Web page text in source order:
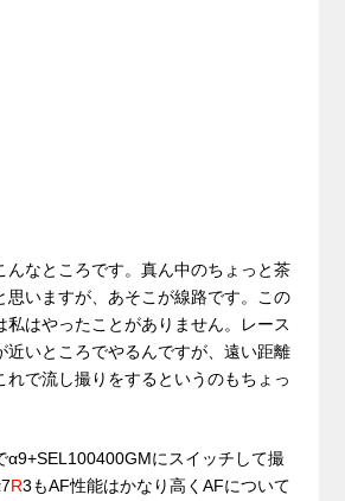
んなところです。真ん中のちょっと茶
思いますが、あそこが線路です。この
私はやったことがありません。レース
近いところでやるんですが、遠い距離
れで流し撮りをするというのもちょっ
α9+SEL100400GMにスイッチして撮
R3もAF性能はかなり高くAFについて